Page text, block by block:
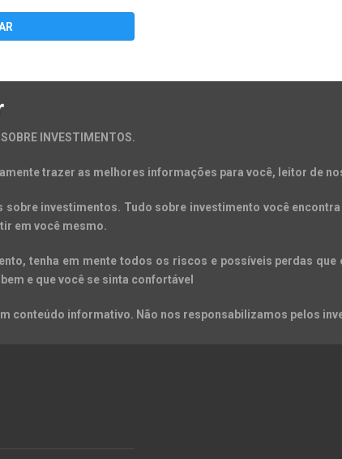
INVESTIMENTOS.
trazer as melhores informações para você, leitor de
investimentos. Tudo sobre investimento você
em você mesmo.
tenha em mente todos os riscos e possíveis perdas
e que você se sinta confortável
conteúdo informativo. Não nos responsabilizamos pelos